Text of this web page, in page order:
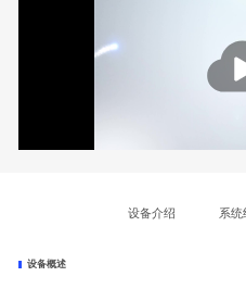
设备介绍 系统
设备概述